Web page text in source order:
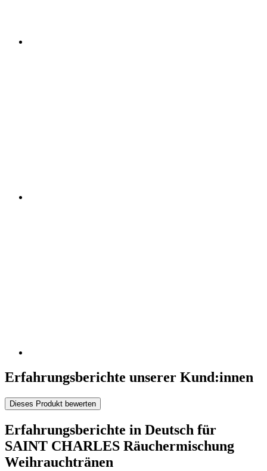
Erfahrungsberichte unserer Kund:innen
Dieses Produkt bewerten
Erfahrungsberichte in Deutsch für
SAINT CHARLES Räuchermischung
Weihrauchtränen